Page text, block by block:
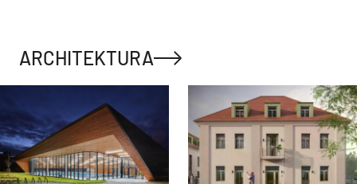
ARCHITEKTURA